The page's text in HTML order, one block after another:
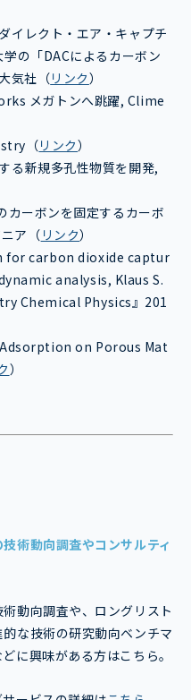
イレクト・エア・キャプチ
の「DACによるカーボン
気社（リンク）
メガトンへ跳躍, Clime
（リンク）
る新規多孔性物質を開発,
ーボンを固定するカーボ
ア（ リンク）
carbon dioxide captur
analysis, Klaus S.
Chemical Physics』201
on Porous Mat
）
術動向調査やコンサルティ
動向調査や、ロングリスト
な技術の研究動向ベンチマ
に興味がある方はこちら。